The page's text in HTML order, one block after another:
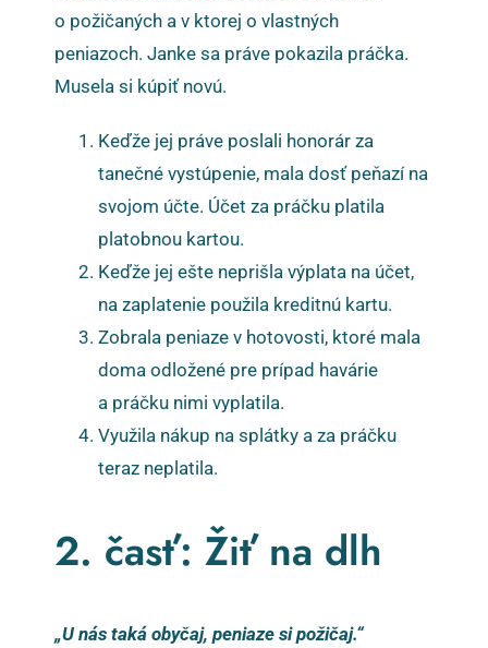
o požičaných a v ktorej o vlastných
peniazoch. Janke sa práve pokazila práčka.
Musela si kúpiť novú.
Keďže jej práve poslali honorár za
tanečné vystúpenie, mala dosť peňazí na
svojom účte. Účet za práčku platila
platobnou kartou.
Keďže jej ešte neprišla výplata na účet,
na zaplatenie použila kreditnú kartu.
Zobrala peniaze v hotovosti, ktoré mala
doma odložené pre prípad havárie
a práčku nimi vyplatila.
Využila nákup na splátky a za práčku
teraz neplatila.
2. časť: Žiť na dlh
„U nás taká obyčaj, peniaze si požičaj.“